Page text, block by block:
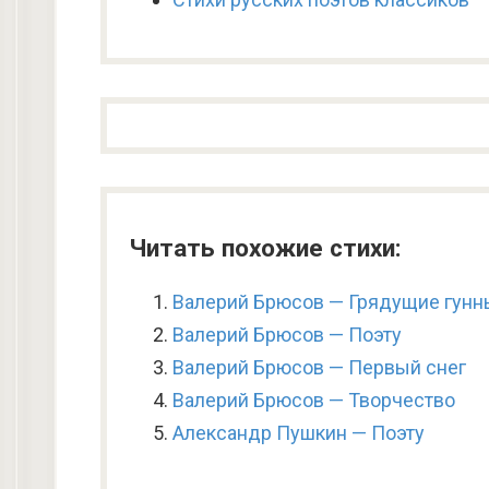
Читать похожие стихи:
Валерий Брюсов — Грядущие
Валерий Брюсов — Поэту
Валерий Брюсов — Первый снег
Валерий Брюсов — Творчество
Александр Пушкин — Поэту